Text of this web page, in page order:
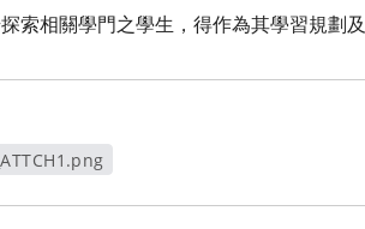
索相關學門之學生，得作為其學習規劃